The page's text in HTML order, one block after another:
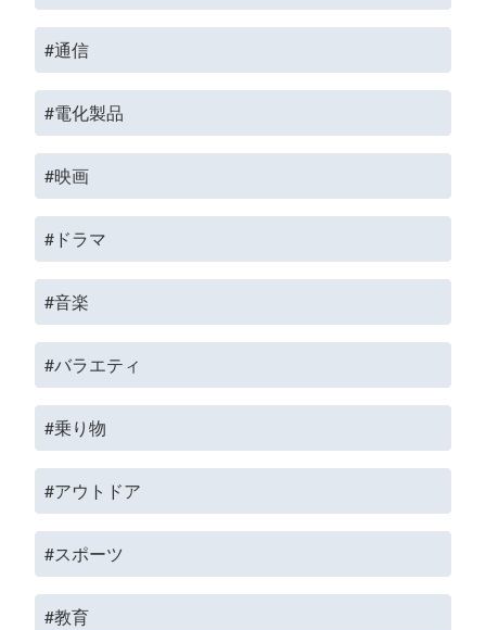
#通信
#電化製品
#映画
#ドラマ
#音楽
#バラエティ
#乗り物
#アウトドア
#スポーツ
#教育